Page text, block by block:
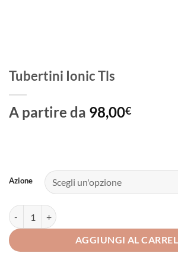
Tubertini Ionic Tls
A partire da 98,00€
Azione
Tubertini Ionic Tls quantità
AGGIUNGI AL